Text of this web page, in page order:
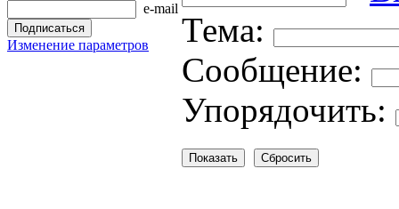
e-mail
Изменение параметров
Тема:
Cooбщение:
Упорядочить: